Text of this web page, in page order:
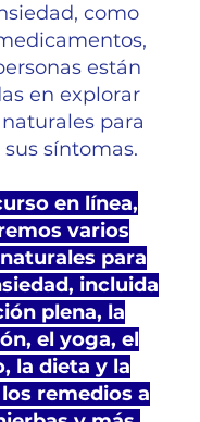
como
están
en explorar
para
síntomas.
en línea,
varios
para
incluida
plena, la
el yoga, el
la dieta y la
remedios a